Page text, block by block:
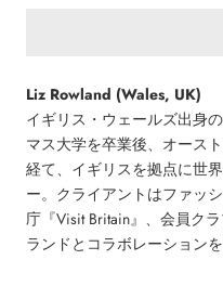
Liz Rowland (Wales, UK)
イギリス・ウェールズ出身
マス大学を卒業後、オース
経て、イギリスを拠点に世
ー。 クライアントはファッ
庁『Visit Britain』、会員ク
ランドとコラボレーションを